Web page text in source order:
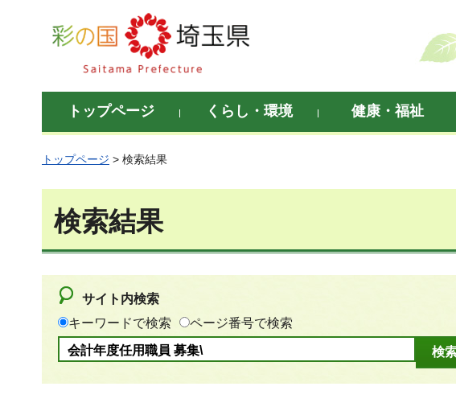
彩の国 埼玉県
トップページ くらし・環境 健康・福祉
トップページ > 検索結果
検索結果
サイト内検索
キーワードで検索
ページ番号で検索